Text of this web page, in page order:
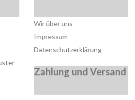
Wir über uns
Impressum
Datenschutzerklärung
Zahlung und Versand